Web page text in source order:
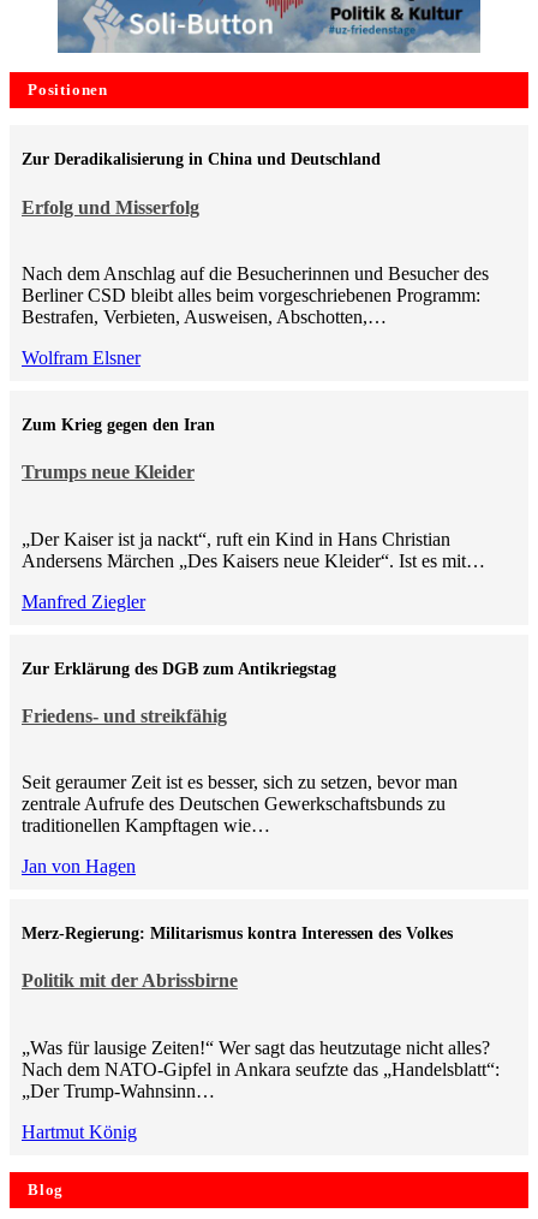
Positionen
Erfolg und Misserfolg
Zur Deradikalisierung in China und Deutschland
Nach dem Anschlag auf die Besucherinnen und Besucher des
Berliner CSD bleibt alles beim vorgeschriebenen Programm:
Bestrafen, Verbieten, Ausweisen, Abschotten,…
Wolfram Elsner
Trumps neue Kleider
Zum Krieg gegen den Iran
„Der Kaiser ist ja nackt“, ruft ein Kind in Hans Christian
Andersens Märchen „Des Kaisers neue Kleider“. Ist es mit…
Manfred Ziegler
Friedens- und streikfähig
Zur Erklärung des DGB zum Antikriegstag
Seit geraumer Zeit ist es besser, sich zu setzen, bevor man
zentrale Aufrufe des Deutschen Gewerkschaftsbunds zu
traditionellen Kampftagen wie…
Jan von Hagen
Politik mit der Abrissbirne
Merz-Regierung: Militarismus kontra Inte­ressen des Volkes
„Was für lausige Zeiten!“ Wer sagt das heutzutage nicht alles?
Nach dem NATO-Gipfel in Ankara seufzte das „Handelsblatt“:
„Der Trump-Wahnsinn…
Hartmut König
Blog